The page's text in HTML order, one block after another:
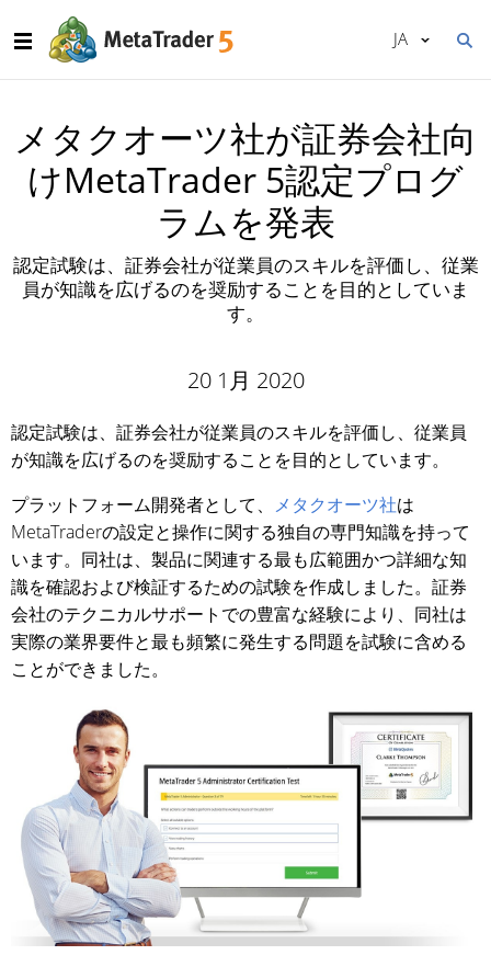
JA
メタクオーツ社が証券会社向
けMetaTrader 5認定プログ
ラムを発表
認定試験は、証券会社が従業員のスキルを評価し、従業
員が知識を広げるのを奨励することを目的としていま
す。
20 1月 2020
認定試験は、証券会社が従業員のスキルを評価し、従業員
が知識を広げるのを奨励することを目的としています。
プラットフォーム開発者として、 メタクオーツ社は
MetaTraderの設定と操作に関する独自の専門知識を持って
います。同社は、製品に関連する最も広範囲かつ詳細な知
識を確認および検証するための試験を作成しました。証券
会社のテクニカルサポートでの豊富な経験により、同社は
実際の業界要件と最も頻繁に発生する問題を試験に含める
ことができました。